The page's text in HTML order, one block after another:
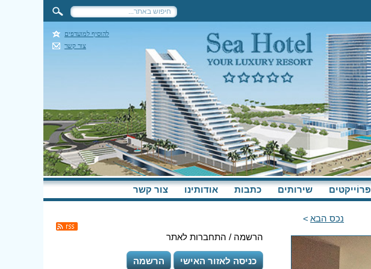
להוסיף למועדפים
צור קשר
פּרוֹייקטים שירותים כתבות אודותינו צור קשר
נכס הבא
הרשמה / התחברות לאתר
כניסה לאזור האישי הרשמה